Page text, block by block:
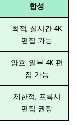
합성
최적, 실시간 4K
편집 가능
양호, 일부 4K 편
집 가능
제한적, 프록시
편집 권장